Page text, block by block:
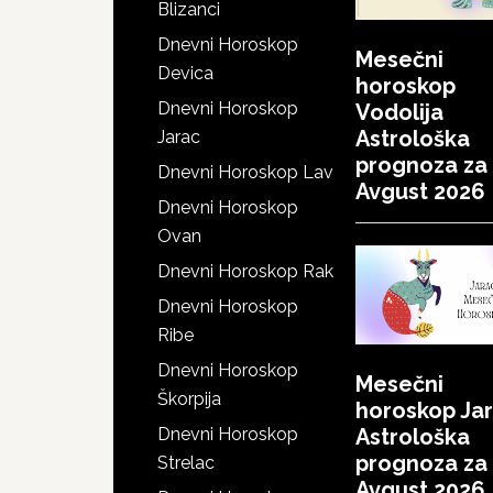
Blizanci
Dnevni Horoskop
Devica
Dnevni Horoskop
Jarac
Dnevni Horoskop Lav
Dnevni Horoskop
Ovan
Dnevni Horoskop Rak
Dnevni Horoskop
Ribe
Dnevni Horoskop
Škorpija
Dnevni Horoskop
Strelac
Mesečni
horoskop
Vodolija
Astrološka
prognoza za
Avgust 2026
Mesečni
horoskop
Astrološka
prognoza za